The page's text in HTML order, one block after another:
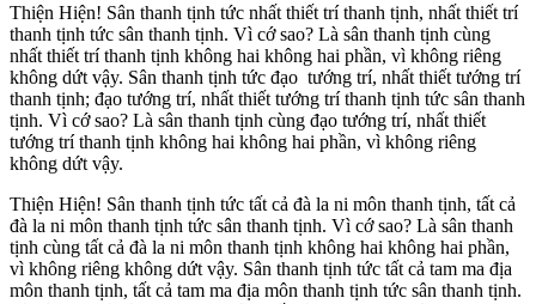
Thiện Hiện! Sân thanh tịnh tức nhất thiết trí thanh tịnh, nhất thiết trí
thanh tịnh tức sân thanh tịnh. Vì cớ sao? Là sân thanh tịnh cùng
nhất thiết trí thanh tịnh không hai không hai phần, vì không riêng
không dứt vậy. Sân thanh tịnh tức đạo tướng trí, nhất thiết tướng trí
thanh tịnh; đạo tướng trí, nhất thiết tướng trí thanh tịnh tức sân thanh
tịnh. Vì cớ sao? Là sân thanh tịnh cùng đạo tướng trí, nhất thiết
tướng trí thanh tịnh không hai không hai phần, vì không riêng
không dứt vậy.
Thiện Hiện! Sân thanh tịnh tức tất cả đà la ni môn thanh tịnh, tất cả
đà la ni môn thanh tịnh tức sân thanh tịnh. Vì cớ sao? Là sân thanh
tịnh cùng tất cả đà la ni môn thanh tịnh không hai không hai phần,
vì không riêng không dứt vậy. Sân thanh tịnh tức tất cả tam ma địa
môn thanh tịnh, tất cả tam ma địa môn thanh tịnh tức sân thanh tịnh.